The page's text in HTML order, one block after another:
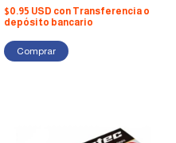
$0.95 USD con Transferencia o
depósito bancario
Comprar